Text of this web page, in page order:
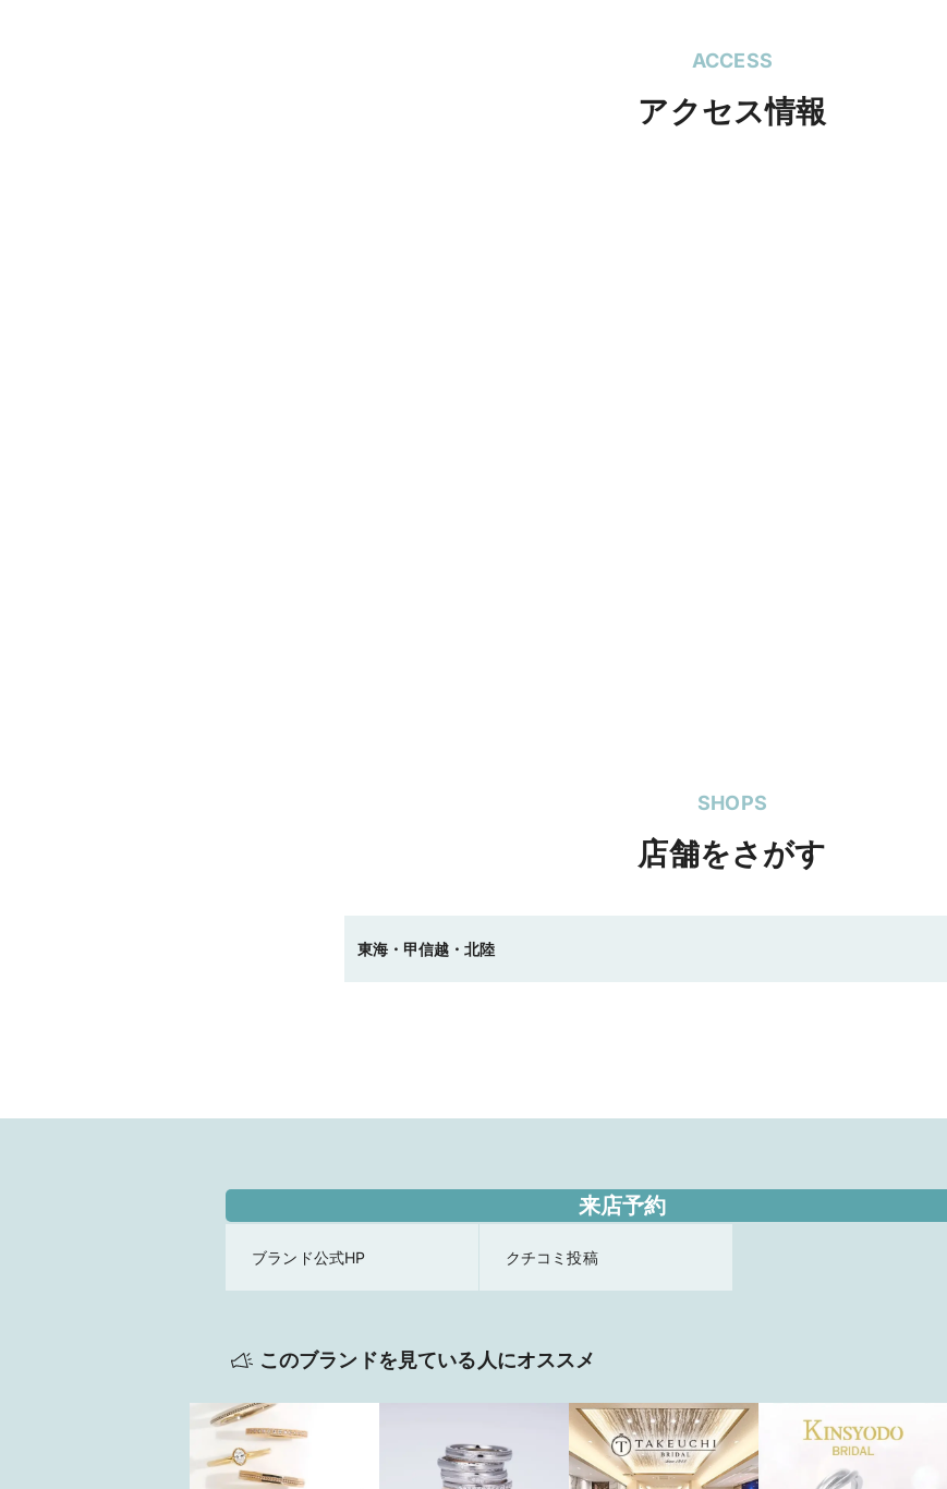
ACCESS
アクセス情報
SHOPS
店舗をさがす
東海・甲信越・北陸
来店予約
ブランド公式HP クチコミ投稿
このブランドを見ている人にオススメ